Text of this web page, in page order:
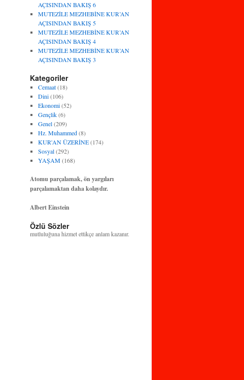
AÇISINDAN BAKIŞ 6
MUTEZİLE MEZHEBİNE KUR’AN
AÇISINDAN BAKIŞ 5
MUTEZİLE MEZHEBİNE KUR’AN
AÇISINDAN BAKIŞ 4
MUTEZİLE MEZHEBİNE KUR’AN
AÇISINDAN BAKIŞ 3
Kategoriler
Cemaat(18)
Dini(106)
Ekonomi(52)
Gençlik(6)
Genel(209)
Hz. Muhammed(8)
KUR'AN ÜZERİNE(174)
Sosyal(292)
YAŞAM(168)
Atomu parçalamak, ön yargıları
parçalamaktan daha kolaydır.
Albert Einstein
Özlü Sözler
mutluluğuna hizmet ettikçe anlam kazanır.